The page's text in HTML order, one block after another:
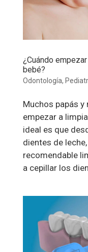
¿Cuándo
bebé?
Odontología,
Muchos papás
empezar a
ideal es que
dientes de
recomendable
a cepillar los